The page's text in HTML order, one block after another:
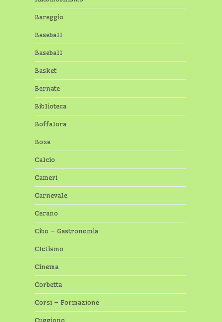
Bareggio
Baseball
Baseball
Basket
Bernate
Biblioteca
Boffalora
Boxe
Calcio
Cameri
Carnevale
Cerano
Cibo – Gastronomia
CIclismo
Cinema
Corbetta
Corsi – Formazione
Cuggiono